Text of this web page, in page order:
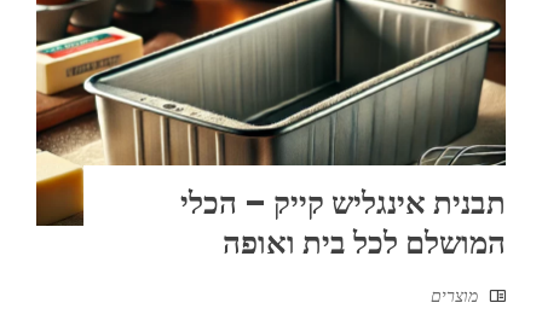
תבנית אינגליש קייק – הכלי
המושלם לכל בית ואופה
מוצרים